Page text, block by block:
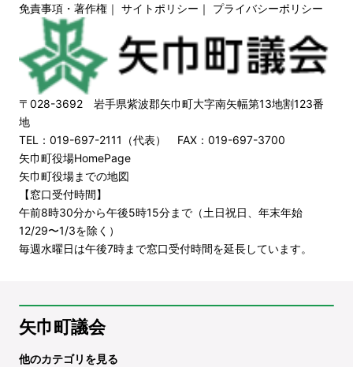
免責事項・著作権 ｜ サイトポリシー ｜ プライバシーポリシー
〒028-3692 岩手県紫波郡矢巾町大字南矢幅第13地割123番
地
TEL：019-697-2111（代表） FAX：019-697-3700
矢巾町役場HomePage
矢巾町役場までの地図
【窓口受付時間】
午前8時30分から午後5時15分まで（土日祝日、年末年始
12/29〜1/3を除く）
毎週水曜日は午後7時まで窓口受付時間を延長しています。
矢巾町議会
他のカテゴリを見る